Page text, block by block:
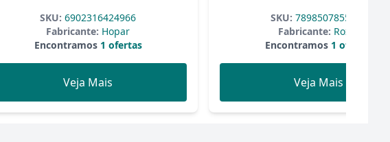
SKU: 6902316424966
Fabricante: Hopar
Encontramos1 ofertas
Veja Mais
SKU: 7898507855581
Fabricante: Roxin
Encontramos1 ofertas
Veja Mais